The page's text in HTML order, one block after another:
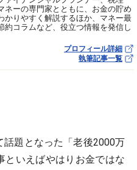
ネーの専門家とともに、お金の貯め
かりやすく解説するほか、マネー最
約コラムなど、役立つ情報を発信し
プロフィール詳細
執筆記事一覧
題となった「老後2000万
といえばやはりお金ではな